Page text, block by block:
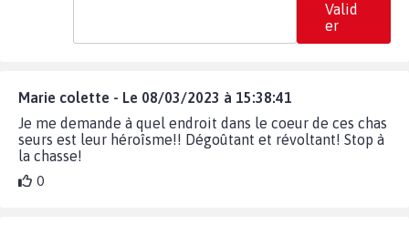
Valid
er
Marie colette - Le 08/03/2023 à 15:38:41
Je me demande à quel endroit dans le coeur de ces chas
seurs est leur héroîsme!! Dégoûtant et révoltant! Stop à
la chasse!
0